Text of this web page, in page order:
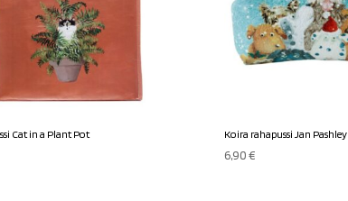
Cat in a Plant Pot Koira rahapussi Jan Pashley
6,90€